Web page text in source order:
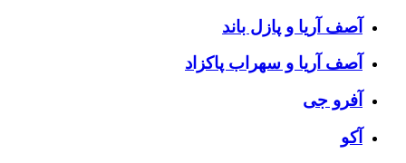
آصف آریا و پازل باند
آصف آریا و سهراب پاکزاد
آفرو جی
آکو